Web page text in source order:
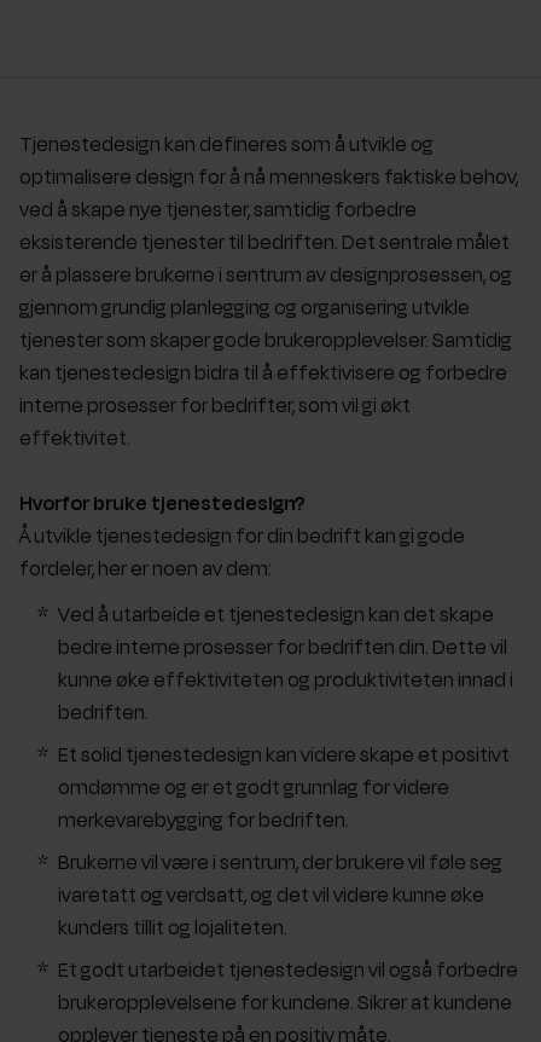
Tjenestedesign kan defineres som å utvikle og
optimalisere design for å nå menneskers faktiske behov,
ved å skape nye tjenester, samtidig forbedre
eksisterende tjenester til bedriften. Det sentrale målet
er å plassere brukerne i sentrum av designprosessen, og
gjennom grundig planlegging og organisering utvikle
tjenester som skaper gode brukeropplevelser. Samtidig
kan tjenestedesign bidra til å effektivisere og forbedre
interne prosesser for bedrifter, som vil gi økt
effektivitet.
Hvorfor bruke tjenestedesign?
Å utvikle tjenestedesign for din bedrift kan gi gode
fordeler, her er noen av dem:
Ved å utarbeide et tjenestedesign kan det skape
bedre interne prosesser for bedriften din. Dette vil
kunne øke effektiviteten og produktiviteten innad i
bedriften.
Et solid tjenestedesign kan videre skape et positivt
omdømme og er et godt grunnlag for videre
merkevarebygging for bedriften.
Brukerne vil være i sentrum, der brukere vil føle seg
ivaretatt og verdsatt, og det vil videre kunne øke
kunders tillit og lojaliteten.
Et godt utarbeidet tjenestedesign vil også forbedre
brukeropplevelsene for kundene. Sikrer at kundene
opplever tjeneste på en positiv måte.